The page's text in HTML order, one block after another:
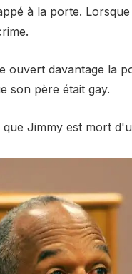
à la porte.
ouvert davantage la
son père était gay.
Jimmy est mort